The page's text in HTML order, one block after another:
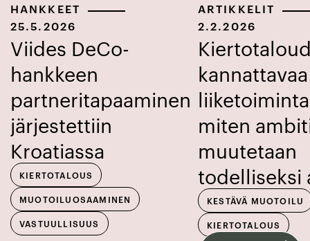
HANKKEET
25.5.2026
Viides DeCo-
hankkeen
partneritapaaminen
järjestettiin
Kroatiassa
KIERTOTALOUS
MUOTOILUOSAAMINEN
VASTUULLISUUS
ARTIKKELIT
2.2.2026
kannattavaa
miten
muutetaan
todelliseksi
KESTÄVÄ MUOTOILU
KIERTOTALOUS